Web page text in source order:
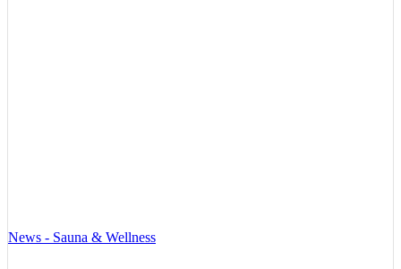
News - Sauna & Wellness